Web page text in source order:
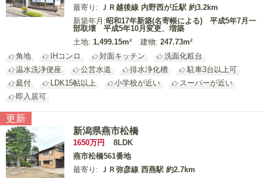
最寄り: ＪＲ越後線 内野西が丘駅 約3.2km
新築年月:昭和17年新築(名寄帳による) 平成5年7月一
部取壊 平成5年10月変更、増築
土地: 1,499.15m² 建物: 247.73m²
角地
IHコンロ 対面キッチン
洗面化粧台
温水洗浄便座
公営水道 排水浄化槽
駐車3台以上可
庭付
LDK15帖以上 小学校が近い
スーパーが近い
即入居可
更新
新潟県燕市松橋
1650万円
8LDK
燕市松橋561番地
最寄り: ＪＲ弥彦線 西燕駅 約2.7km